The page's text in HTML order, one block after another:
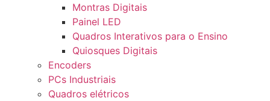
Montras Digitais
Painel LED
Quadros Interativos para o Ensino
Quiosques Digitais
Encoders
PCs Industriais
Quadros elétricos